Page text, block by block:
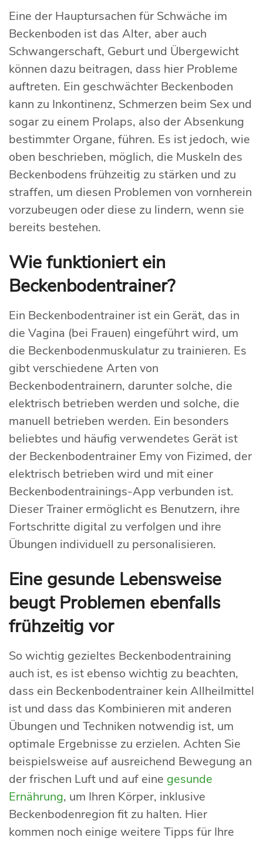
Eine der Hauptursachen für Schwäche im
Beckenboden ist das Alter, aber auch
Schwangerschaft, Geburt und Übergewicht
können dazu beitragen, dass hier Probleme
auftreten. Ein geschwächter Beckenboden
kann zu Inkontinenz, Schmerzen beim Sex und
sogar zu einem Prolaps, also der Absenkung
bestimmter Organe, führen. Es ist jedoch, wie
oben beschrieben, möglich, die Muskeln des
Beckenbodens frühzeitig zu stärken und zu
straffen, um diesen Problemen von vornherein
vorzubeugen oder diese zu lindern, wenn sie
bereits bestehen.
Wie funktioniert ein
Beckenbodentrainer?
Ein Beckenbodentrainer ist ein Gerät, das in
die Vagina (bei Frauen) eingeführt wird, um
die Beckenbodenmuskulatur zu trainieren. Es
gibt verschiedene Arten von
Beckenbodentrainern, darunter solche, die
elektrisch betrieben werden und solche, die
manuell betrieben werden. Ein besonders
beliebtes und häufig verwendetes Gerät ist
der Beckenbodentrainer Emy von Fizimed, der
elektrisch betrieben wird und mit einer
Beckenbodentrainings-App verbunden ist.
Dieser Trainer ermöglicht es Benutzern, ihre
Fortschritte digital zu verfolgen und ihre
Übungen individuell zu personalisieren.
Eine gesunde Lebensweise
beugt Problemen ebenfalls
frühzeitig vor
So wichtig gezieltes Beckenbodentraining
auch ist, es ist ebenso wichtig zu beachten,
dass ein Beckenbodentrainer kein Allheilmittel
ist und dass das Kombinieren mit anderen
Übungen und Techniken notwendig ist, um
optimale Ergebnisse zu erzielen. Achten Sie
beispielsweise auf ausreichend Bewegung an
der frischen Luft und auf eine gesunde
Ernährung, um Ihren Körper, inklusive
Beckenbodenregion fit zu halten. Hier
kommen noch einige weitere Tipps für Ihre